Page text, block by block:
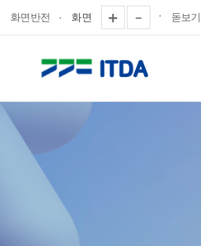
화면반전 화면 돋보기